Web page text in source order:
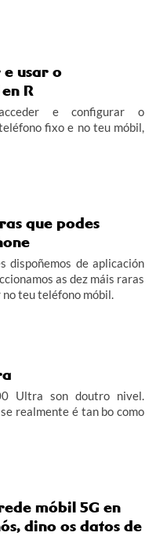
usar o
R
e configurar o
fixo e no teu móbil,
que podes
dispoñemos de aplicación
as dez máis raras
no teu teléfono móbil.
Ultra son doutro nivel.
realmente é tan bo como
móbil 5G en
dino os datos de